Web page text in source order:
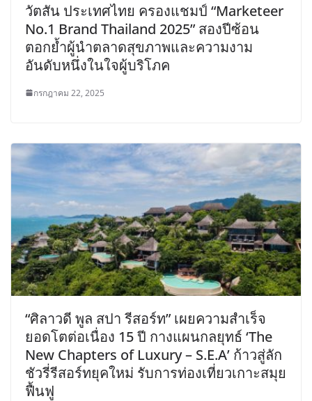
วัตสัน ประเทศไทย ครองแชมป์ “Marketeer
No.1 Brand Thailand 2025” สองปีซ้อน
ตอกย้ำผู้นำตลาดสุขภาพและความงาม
อันดับหนึ่งในใจผู้บริโภค
กรกฎาคม 22, 2025
“ศิลาวดี พูล สปา รีสอร์ท” เผยความสำเร็จ
ยอดโตต่อเนื่อง 15 ปี กางแผนกลยุทธ์ ‘The
New Chapters of Luxury – S.E.A’ ก้าวสู่ลัก
ชัวรี่รีสอร์ทยุคใหม่ รับการท่องเที่ยวเกาะสมุย
ฟื้นฟู